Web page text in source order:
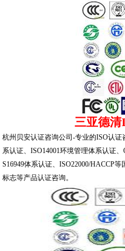
三亚德清
杭州贝安认证咨询公司-专业的ISO认
系认证、ISO14001环境管理体系认证
S16949体系认证、ISO22000/HACCP
标志等产品认证咨询。